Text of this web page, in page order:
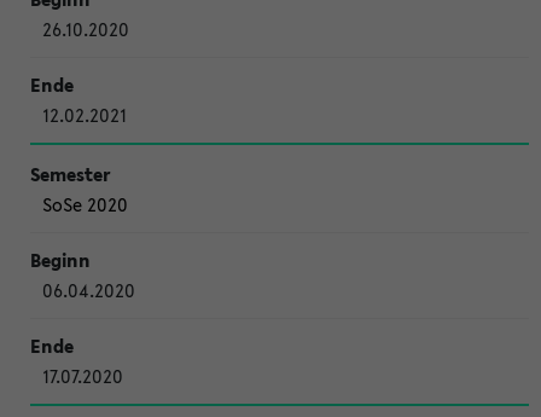
26.10.2020
12.02.2021
SoSe 2020
06.04.2020
17.07.2020